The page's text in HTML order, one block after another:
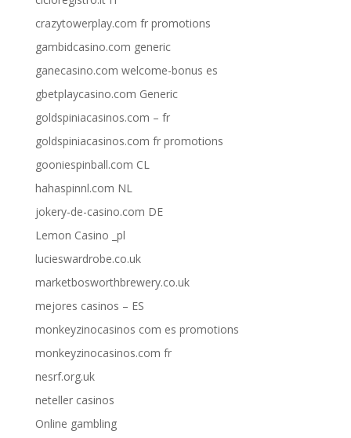
crazytowerplay.com fr promotions
gambidcasino.com generic
ganecasino.com welcome-bonus es
gbetplaycasino.com Generic
goldspiniacasinos.com – fr
goldspiniacasinos.com fr promotions
gooniespinball.com CL
hahaspinnl.com NL
jokery-de-casino.com DE
Lemon Casino _pl
lucieswardrobe.co.uk
marketbosworthbrewery.co.uk
mejores casinos – ES
monkeyzinocasinos com es promotions
monkeyzinocasinos.com fr
nesrf.org.uk
neteller casinos
Online gambling